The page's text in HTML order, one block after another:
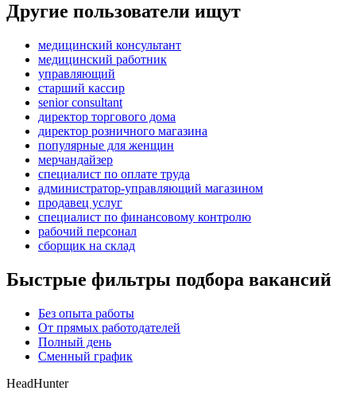
Другие пользователи ищут
медицинский консультант
медицинский работник
управляющий
старший кассир
senior consultant
директор торгового дома
директор розничного магазина
популярные для женщин
мерчандайзер
специалист по оплате труда
администратор-управляющий магазином
продавец услуг
специалист по финансовому контролю
рабочий персонал
сборщик на склад
Быстрые фильтры подбора вакансий
Без опыта работы
От прямых работодателей
Полный день
Сменный график
HeadHunter